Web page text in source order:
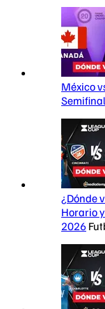
México
¿Dónde
Horario
2026